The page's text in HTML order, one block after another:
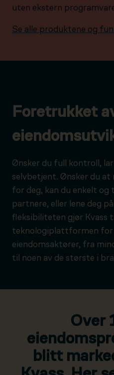
uten ekstern
Se alle produktene og
Foretrukket
Ønsker du full kontroll,
selvbetjent. Ønsker du at
for deg, kan du enkelt
partnere, eller lene deg
fleksibiliteten gjør Kvass
teknologiplattformen for
eiendomsaktører, fra
til noen av de største i
Over
blitt